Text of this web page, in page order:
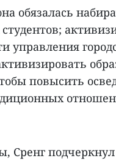
обязалась
управления
повысить
Сренг